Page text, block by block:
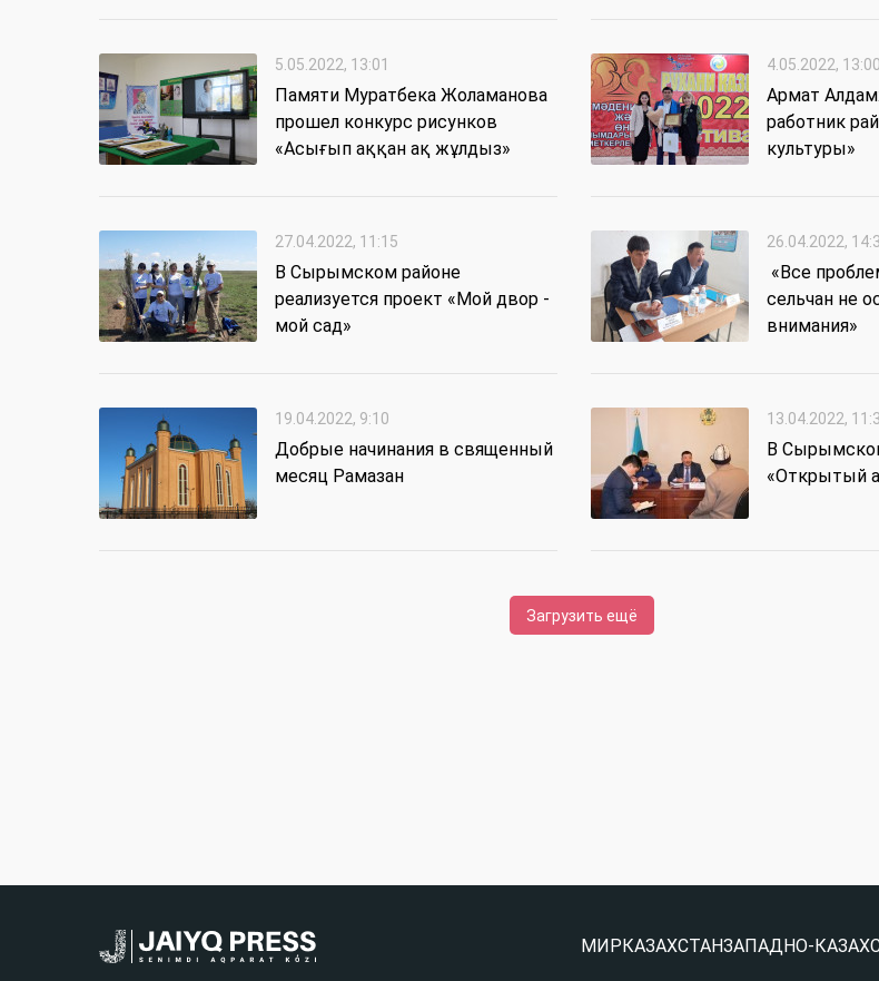
5.05.2022, 13:01
Памяти Муратбека Жоламанова
прошел конкурс рисунков
«Асығып аққан ақ жұлдыз»
4.05.2022, 13:00
Армат
работник
культуры»
27.04.2022, 11:15
В Сырымском районе
реализуется проект «Мой двор -
мой сад»
26.04.2022,
«Все
сельчан не
внимания»
19.04.2022, 9:10
Добрые начинания в священный
месяц Рамазан
13.04.2022,
В
«Открытый
Загрузить ещё
МИР КАЗАХСТАНЗАПАДНО-